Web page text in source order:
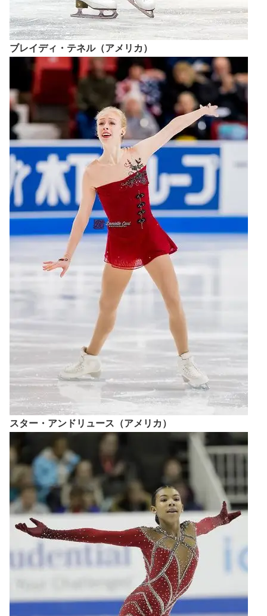
ブレイディ・テネル（アメリカ）
スター・アンドリュース（アメリカ）